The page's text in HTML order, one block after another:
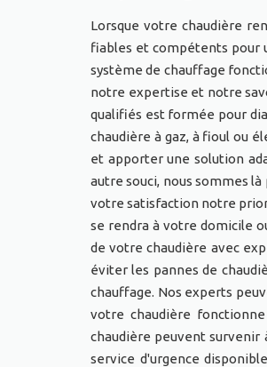
Lorsque votre chaudière
fiables et compétents pour
système de chauffage
notre expertise et notre
qualifiés est formée pour
chaudière à gaz, à fioul ou
et apporter une solution
autre souci, nous sommes
votre satisfaction notre
se rendra à votre domicile
de votre chaudière avec
éviter les pannes de
chauffage. Nos experts
votre chaudière
chaudière peuvent survenir
service d'urgence